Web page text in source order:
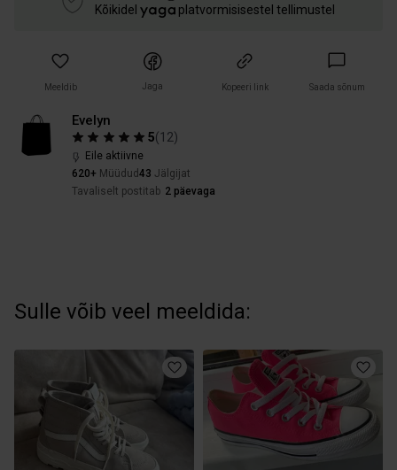
Kõikidel
platvormisisestel tellimustel
Meeldib Jaga Kopeeri link Saada sõnum
Evelyn
5(12)
Eile aktiivne
620+ Müüdud 43 Jälgijat
Tavaliselt postitab 2 päevaga
Sulle võib veel meeldida: